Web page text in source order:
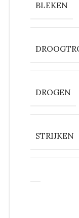
BLEKEN
DROGEN
STRIJKEN